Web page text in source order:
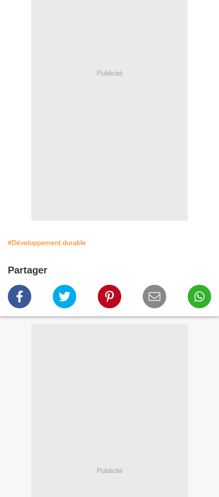
Publicité
#Développement durable
Partager
Publicité